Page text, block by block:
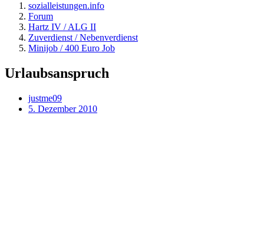
sozialleistungen.info
Forum
Hartz IV / ALG II
Zuverdienst / Nebenverdienst
Minijob / 400 Euro Job
Urlaubsanspruch
justme09
5. Dezember 2010